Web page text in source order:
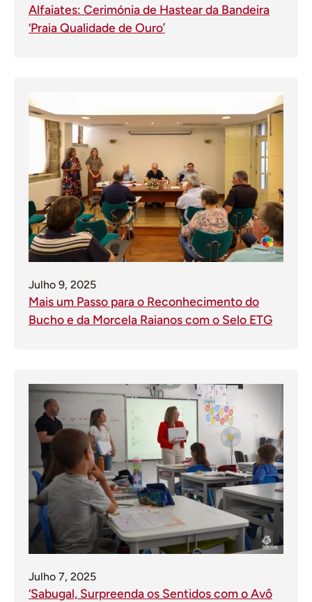
Alfaiates: Cerimónia de Hastear da Bandeira
‘Praia Qualidade de Ouro’
Julho 9, 2025
Mais um Passo para o Reconhecimento do
Bucho e da Morcela Raianos com o Selo ETG
Julho 7, 2025
‘Sabugal, Surpreenda os Sentidos com o Avô